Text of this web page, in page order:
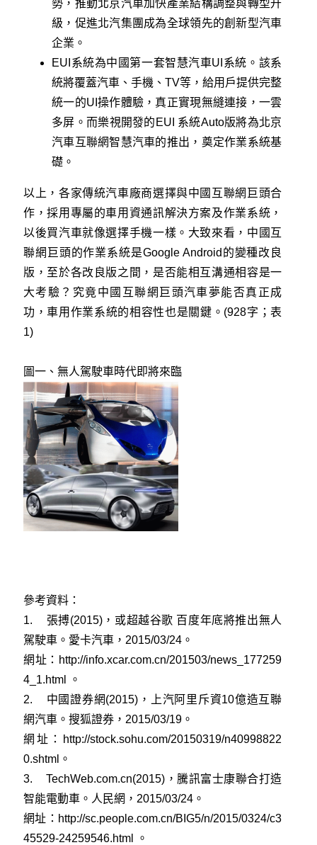
勢，推動北京汽車加快產業結構調整與轉型升
級，促進北汽集團成為全球領先的創新型汽車
企業。
EUI系統為中國第一套智慧汽車UI系統。該系
統將覆蓋汽車、手機、TV等，給用戶提供完整
統一的UI操作體驗，真正實現無縫連接，一雲
多屏。而樂視開發的EUI 系統Auto版將為北京
汽車互聯網智慧汽車的推出，奠定作業系統基
礎。
以上，各家傳統汽車廠商選擇與中國互聯網巨頭合
作，採用專屬的車用資通訊解決方案及作業系統，
以後買汽車就像選擇手機一樣。大致來看，中國互
聯網巨頭的作業系統是Google Android的變種改良
版，至於各改良版之間，是否能相互溝通相容是一
大考驗？究竟中國互聯網巨頭汽車夢能否真正成
功，車用作業系統的相容性也是關鍵。(928字；表
1)
圖一、無人駕駛車時代即將來臨
參考資料：
1.
張搏(2015)，或超越谷歌 百度年底將推出無人
駕駛車。愛卡汽車，2015/03/24。
網址： http://info.xcar.com.cn/201503/news_177259
4_1.html
。
2.
中國證券網(2015)，上汽阿里斥資10億造互聯
網汽車。搜狐證券，2015/03/19。
網址：
http://stock.sohu.com/20150319/n40998822
0.shtml 。
3.
TechWeb.com.cn(2015)，騰訊富士康聯合打造
智能電動車。人民網，2015/03/24。
網址： http://sc.people.com.cn/BIG5/n/2015/0324/c3
45529-24259546.html
。